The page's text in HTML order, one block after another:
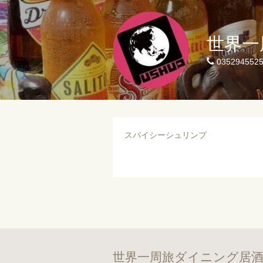
世界
0352945525
スパイシーシュリンプ
世界一周旅ダイニング居